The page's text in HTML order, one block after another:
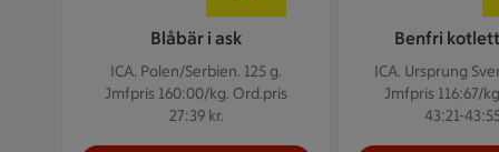
Blåbär i ask
ICA. Polen/Serbien. 125 g.
Jmfpris 160:00/kg. Ord.pris
27:39 kr.
Benfri
ICA. Ursprung
Jmfpris 116:67/
43:21-